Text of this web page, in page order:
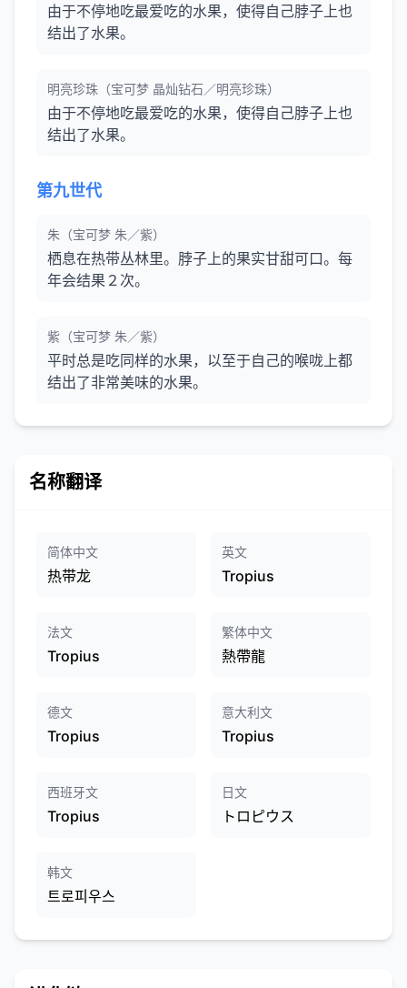
由于不停地吃最爱吃的水果，使得自己脖子上也
结出了水果。
明亮珍珠（宝可梦 晶灿钻石／明亮珍珠）
由于不停地吃最爱吃的水果，使得自己脖子上也
结出了水果。
第九世代
朱（宝可梦 朱／紫）
栖息在热带丛林里。脖子上的果实甘甜可口。每
年会结果２次。
紫（宝可梦 朱／紫）
平时总是吃同样的水果，以至于自己的喉咙上都
结出了非常美味的水果。
名称翻译
简体中文
热带龙
英文
Tropius
法文
Tropius
繁体中文
熱帶龍
德文
Tropius
意大利文
Tropius
西班牙文
Tropius
日文
トロピウス
韩文
트로피우스